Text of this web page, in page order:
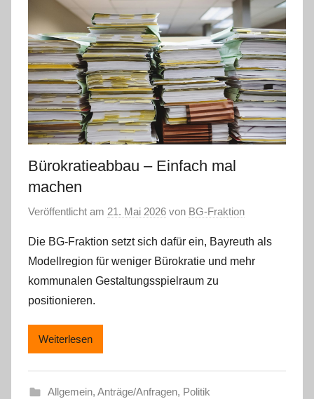
Bürokratieabbau – Einfach mal
machen
Veröffentlicht am 21. Mai 2026 von BG-Fraktion
Die BG-Fraktion setzt sich dafür ein, Bayreuth als
Modellregion für weniger Bürokratie und mehr
kommunalen Gestaltungsspielraum zu
positionieren.
Weiterlesen
Allgemein, Anträge/Anfragen, Politik